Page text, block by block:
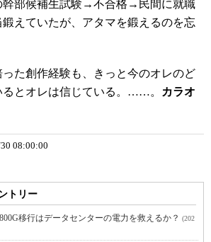
幹部候補生試験→不合格→民間に就職
えていたが、アタマを鍛えるのを忘
た創作経験も、きっと今のオレのど
るとオレは信じている。……。
カラオ
08:00:00
トリー
移行はデータセンターの電力を救えるか？ (202